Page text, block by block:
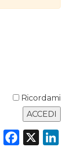
Ricordami
X